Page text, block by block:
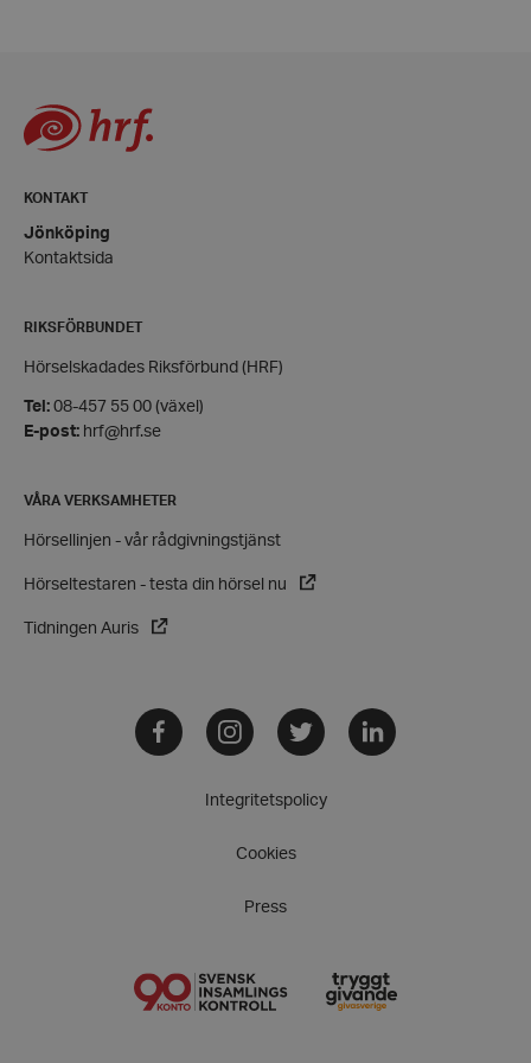
KONTAKT
Jönköping
Kontaktsida
RIKSFÖRBUNDET
Hörselskadades Riksförbund (HRF)
Tel: 08-457 55 00 (växel)
E-post: hrf@hrf.se
VÅRA VERKSAMHETER
Hörsellinjen - vår rådgivningstjänst
Hörseltestaren - testa din hörsel nu
Tidningen Auris
FacebookInstagramTwitter LinkedIn
Integritetspolicy
Cookies
Press
hrf-popup-closed-*
PHPSESSID
Privacy Policy